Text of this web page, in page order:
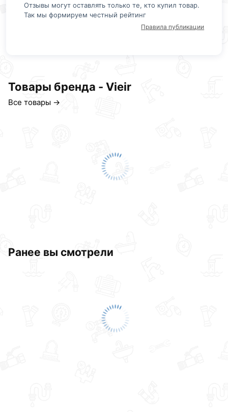
Отзывы могут оставлять только те, кто купил товар.
Так мы формируем честный рейтинг
Правила публикации
Товары бренда - Vieir
Все товары →
Ранее вы смотрели